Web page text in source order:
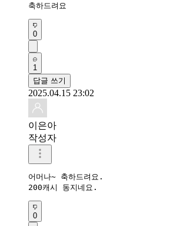
축하드려요
0
1
답글 쓰기
2025.04.15 23:02
이은아
작성자
어머나~ 축하드려요.
200캐시 동지네요.
0